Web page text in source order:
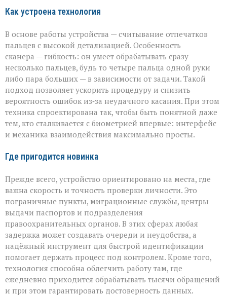
Как устроена технология
В основе работы устройства — считывание отпечатков
пальцев с высокой детализацией. Особенность
сканера — гибкость: он умеет обрабатывать сразу
несколько пальцев, будь то четыре пальца одной руки
либо пара больших — в зависимости от задачи. Такой
подход позволяет ускорить процедуру и снизить
вероятность ошибок из‑за неудачного касания. При этом
техника спроектирована так, чтобы быть понятной даже
тем, кто сталкивается с биометрией впервые: интерфейс
и механика взаимодействия максимально просты.
Где пригодится новинка
Прежде всего, устройство ориентировано на места, где
важна скорость и точность проверки личности. Это
пограничные пункты, миграционные службы, центры
выдачи паспортов и подразделения
правоохранительных органов. В этих сферах любая
задержка может создавать очереди и неудобства, а
надёжный инструмент для быстрой идентификации
помогает держать процесс под контролем. Кроме того,
технология способна облегчить работу там, где
ежедневно приходится обрабатывать тысячи обращений
и при этом гарантировать достоверность данных.